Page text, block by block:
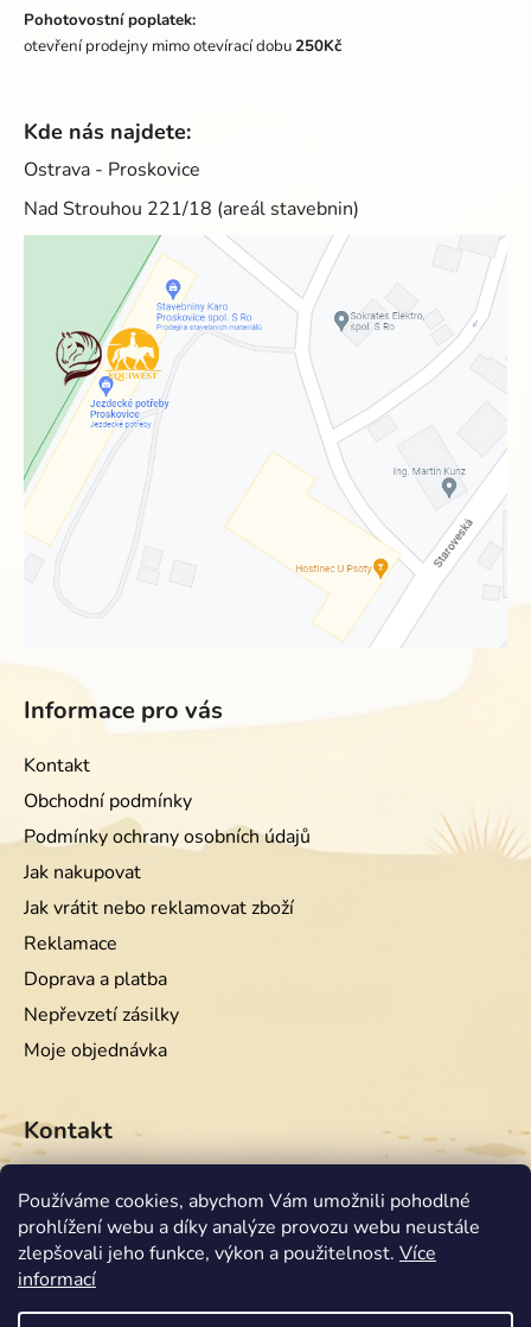
Používáme cookies, abychom Vám umožnili pohodlné
prohlížení webu a díky analýze provozu webu neustále
zlepšovali jeho funkce, výkon a použitelnost. Více
informací
Pohotovostní poplatek:
otevření prodejny mimo otevírací dobu250Kč
Kde nás najdete:
Ostrava - Proskovice
Nad Strouhou 221/18 (areál stavebnin)
Informace pro vás
Kontakt
Obchodní podmínky
Podmínky ochrany osobních údajů
Jak nakupovat
Jak vrátit nebo reklamovat zboží
Reklamace
Doprava a platba
Nepřevzetí zásilky
Moje objednávka
Kontakt
info @equiwest.cz
+420724001554